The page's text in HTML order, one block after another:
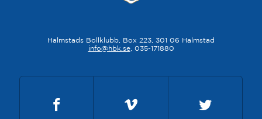
Halmstads Bollklubb, Box 223, 301 06 Halmstad
info@hbk.se, 035-171880